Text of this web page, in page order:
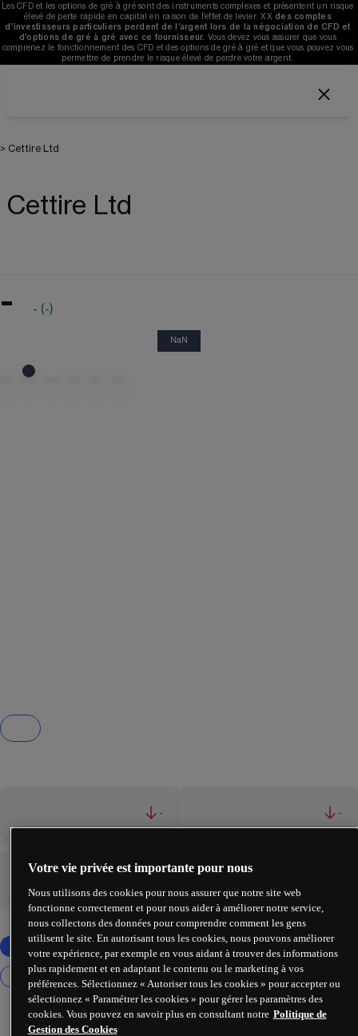
Les CFD et les options de gré à gré sont des instruments complexes et présentent un risque
élevé de perte rapide en capital en raison de l’effet de levier. XX des comptes
d’investisseurs particuliers perdent de l’argent lors de la négociation de CFD et
d’options de gré à gré avec ce fournisseur. Vous devez vous assurer que vous
comprenez le fonctionnement des CFD et des options de gré à gré et que vous pouvez vous
permettre de prendre le risque élevé de perdre votre argent.
> Cettire Ltd
Cettire Ltd
- - (-)
NaN
- -
Votre vie privée est importante pour nous
Nous utilisons des cookies pour nous assurer que notre site web
fonctionne correctement et pour nous aider à améliorer notre service,
nous collectons des données pour comprendre comment les gens
utilisent le site. En autorisant tous les cookies, nous pouvons améliorer
votre expérience, par exemple en vous aidant à trouver des informations
plus rapidement et en adaptant le contenu ou le marketing à vos
préférences. Sélectionnez « Autoriser tous les cookies » pour accepter ou
sélectionnez « Paramétrer les cookies » pour gérer les paramètres des
cookies. Vous pouvez en savoir plus en consultant notre Politique de
Gestion des Cookies